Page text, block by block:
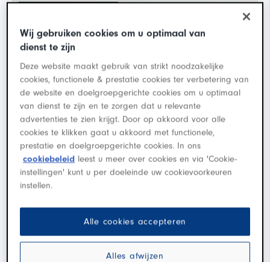
Roadster AMG 43
· ·
Wij gebruiken cookies om u optimaal van
dienst te zijn
Deze website maakt gebruik van strikt noodzakelijke
cookies, functionele & prestatie cookies ter verbetering van
de website en doelgroepgerichte cookies om u optimaal
van dienst te zijn en te zorgen dat u relevante
advertenties te zien krijgt. Door op akkoord voor alle
cookies te klikken gaat u akkoord met functionele,
prestatie en doelgroepgerichte cookies. In ons
cookiebeleid leest u meer over cookies en via 'Cookie-
instellingen' kunt u per doeleinde uw cookievoorkeuren
instellen.
Alles afwijzen
Alle cookies accepteren